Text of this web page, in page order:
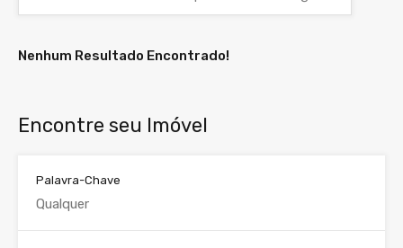
Nenhum Resultado Encontrado!
Encontre seu Imóvel
Palavra-Chave